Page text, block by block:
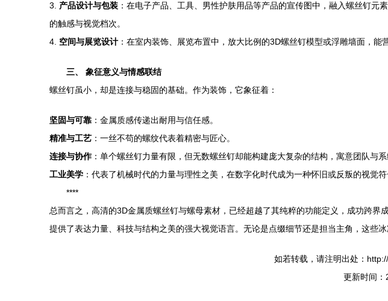
3. 产品设计与包装 ：在电子产品、工具、男性护肤用品等产品的宣传图中，融入螺丝钉元
的触感与视觉档次。
4. 空间与展览设计 ：在室内装饰、展览布置中，放大比例的3D螺丝钉模型或浮雕墙面，能
三、 象征意义与情感联结
螺丝钉虽小，却是连接与稳固的基础。作为装饰，它象征着：
坚固与可靠 ：金属质感传递出耐用与信任感。
精准与工艺 ：一丝不苟的螺纹代表着精密与匠心。
连接与协作：单个螺丝钉力量有限，但无数螺丝钉却能构建庞大复杂的结构，寓意团队与系
工业美学 ：代表了机械时代的力量与理性之美，在数字化时代成为一种怀旧或反叛的视觉符
****
总而言之，高清的3D金属质螺丝钉与螺母素材，已经超越了其纯粹的功能定义，成功跨
提供了表达力量、科技与结构之美的强大视觉语言。无论是点缀细节还是担当主角，这些
如若转载，请注明出处：
更新时间